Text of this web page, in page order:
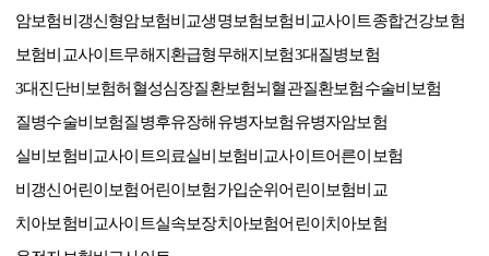
암보험비갱신형암보험비교생명보험보험비교사이트종합건강보험
보험비교사이트무해지환급형무해지보험3대질병보험
3대진단비보험허혈성심장질환보험뇌혈관질환보험수술비보험
질병수술비보험질병후유장해유병자보험유병자암보험
실비보험비교사이트의료실비보험비교사이트어른이보험
비갱신어린이보험어린이보험가입순위어린이보험비교
치아보험비교사이트실속보장치아보험어린이치아보험